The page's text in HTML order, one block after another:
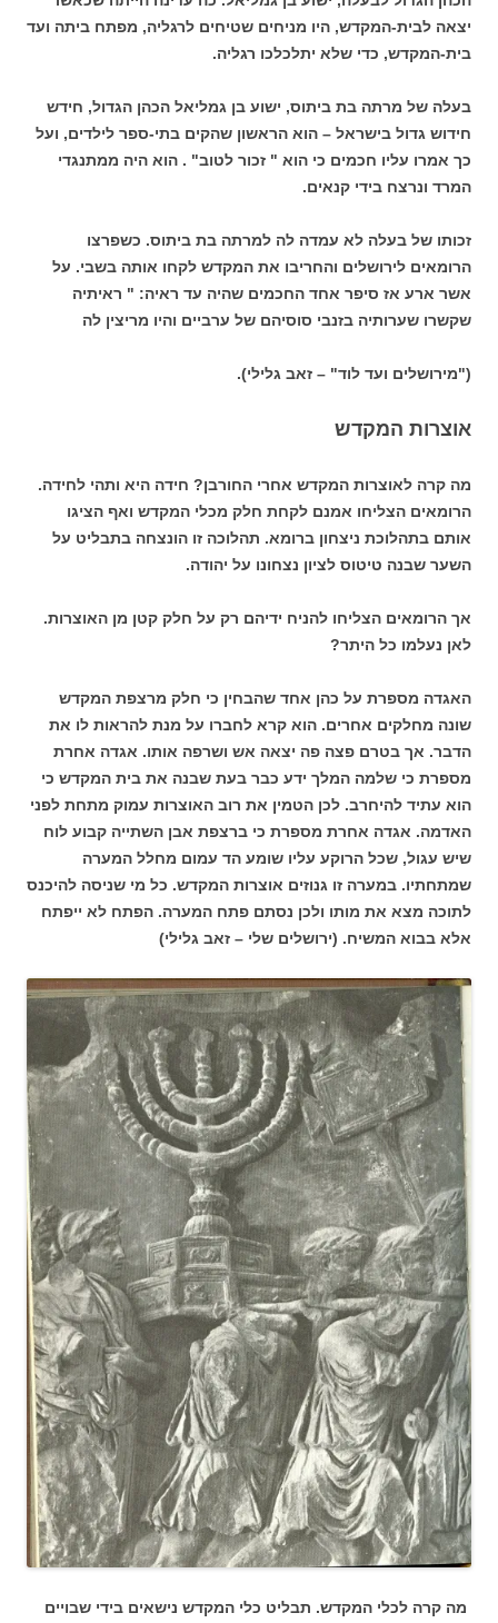
יצאה לבית-המקדש, היו מניחים שטיחים לרגליה, מפתח ביתה ועד
בית-המקדש, כדי שלא יתלכלכו רגליה.
בעלה של מרתה בת ביתוס, ישוע בן גמליאל הכהן הגדול, חידש
חידוש גדול בישראל – הוא הראשון שהקים בתי-ספר לילדים, ועל
כך אמרו עליו חכמים כי הוא " זכור לטוב" . הוא היה ממתנגדי
המרד ונרצח בידי קנאים.
זכותו של בעלה לא עמדה לה למרתה בת ביתוס. כשפרצו
הרומאים לירושלים והחריבו את המקדש לקחו אותה בשבי. על
אשר ארע אז סיפר אחד החכמים שהיה עד ראיה: " ראיתיה
שקשרו שערותיה בזנבי סוסיהם של ערביים והיו מריצין לה
("מירושלים ועד לוד" – זאב גלילי).
אוצרות המקדש
מה קרה לאוצרות המקדש אחרי החורבן? חידה היא ותהי לחידה.
הרומאים הצליחו אמנם לקחת חלק מכלי המקדש ואף הציגו
אותם בתהלוכת ניצחון ברומא. תהלוכה זו הונצחה בתבליט על
השער שבנה טיטוס לציון נצחונו על יהודה.
אך הרומאים הצליחו להניח ידיהם רק על חלק קטן מן האוצרות.
לאן נעלמו כל היתר?
האגדה מספרת על כהן אחד שהבחין כי חלק מרצפת המקדש
שונה מחלקים אחרים. הוא קרא לחברו על מנת להראות לו את
הדבר. אך בטרם פצה פה יצאה אש ושרפה אותו. אגדה אחרת
מספרת כי שלמה המלך ידע כבר בעת שבנה את בית המקדש כי
הוא עתיד להיחרב. לכן הטמין את רוב האוצרות עמוק מתחת לפני
האדמה. אגדה אחרת מספרת כי ברצפת אבן השתייה קבוע לוח
שיש עגול, שכל הרוקע עליו שומע הד עמום מחלל המערה
שמתחתיו. במערה זו גנוזים אוצרות המקדש. כל מי שניסה להיכנס
לתוכה מצא את מותו ולכן נסתם פתח המערה. הפתח לא ייפתח
אלא בבוא המשיח. (ירושלים שלי – זאב גלילי)
מה קרה לכלי המקדש. תבליט כלי המקדש נישאים בידי שבויים